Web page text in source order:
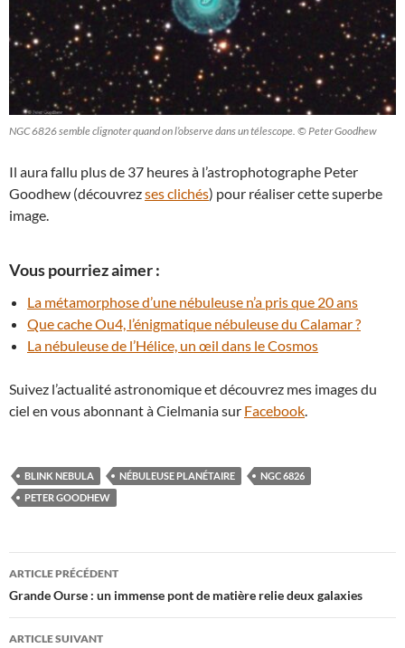
NGC 6826 semble clignoter quand on l’observe dans un télescope. © Peter Goodhew
Il aura fallu plus de 37 heures à l’astrophotographe Peter
Goodhew (découvrezses clichés) pour réaliser cette superbe
image.
Vous pourriez aimer :
La métamorphose d’une nébuleuse n’a pris que 20 ans
Que cache Ou4, l’énigmatique nébuleuse du Calamar ?
La nébuleuse de l’Hélice, un œil dans le Cosmos
Suivez l’actualité astronomique et découvrez mes images du
ciel en vous abonnant à Cielmania sur Facebook.
BLINK NEBULA NÉBULEUSE PLANÉTAIRE
NGC 6826
PETER GOODHEW
Navigation
des
articles
ARTICLE PRÉCÉDENT
Grande Ourse : un immense pont de matière relie deux galaxies
ARTICLE SUIVANT